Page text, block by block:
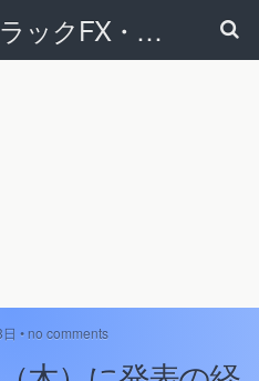
鬼隼（グッドラックFX・改）
• no comments